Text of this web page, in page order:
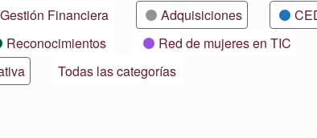
Financiera Adquisiciones
Reconocimientos Red de mujeres en TIC
Todas las categorías